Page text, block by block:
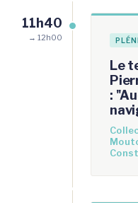
11h40
→ 12h00
Le
: